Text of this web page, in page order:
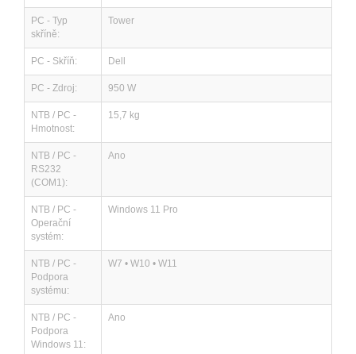
PC - Typ
skříně:
Tower
PC - Skříň: Dell
PC - Zdroj: 950 W
NTB / PC -
Hmotnost:
15,7 kg
NTB / PC -
RS232
(COM1):
Ano
NTB / PC -
Operační
systém:
Windows 11 Pro
NTB / PC -
Podpora
systému:
W7 • W10 • W11
NTB / PC -
Podpora
Windows 11:
Ano